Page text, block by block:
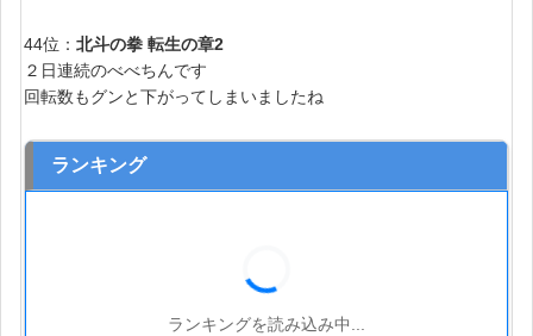
44位： 北斗の拳 転生の章2
２日連続のべべちんです
回転数もグンと下がってしまいましたね
ランキング
ランキングを読み込み中...